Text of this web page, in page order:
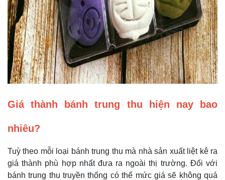
Giá thành bánh trung thu hiện nay bao
nhiêu?
Tuỳ theo mỗi loại bánh trung thu mà nhà sản xuất liệt kê ra
giá thành phù hợp nhất đưa ra ngoài thị trường. Đối với
bánh trung thu truyền thống có thể mức giá sẽ không quá